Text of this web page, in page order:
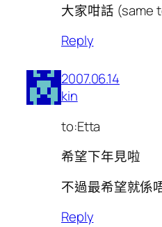
大家咁話 (same
Reply
2007.06.14
kin
to:Etta
希望下年見啦
不過最希望就係
Reply